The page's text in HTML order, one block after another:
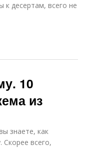
к десертам, всего не
10
из
знаете, как
Скорее всего,